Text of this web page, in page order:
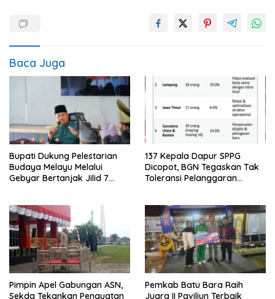
Baca Juga
Bupati Dukung Pelestarian
Budaya Melayu Melalui
Gebyar Bertanjak Jilid 7
137 Kepala Dapur SPPG
Dicopot, BGN Tegaskan Tak
Toleransi Pelanggaran
Pimpin Apel Gabungan ASN,
Sekda Tekankan Penguatan
Pemkab Batu Bara Raih
Juara II Paviliun Terbaik